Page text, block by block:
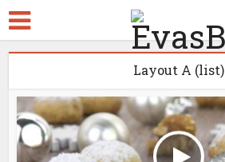
Layout A (list)